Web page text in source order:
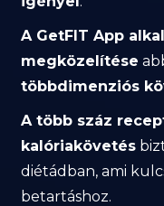
A GetFIT App
megközelítése
többdimenziós
A több száz
kalóriakövetés
diétádban, ami
betartáshoz.